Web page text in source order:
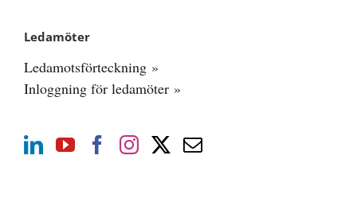
Ledamöter
Ledamotsförteckning »
Inloggning för ledamöter »